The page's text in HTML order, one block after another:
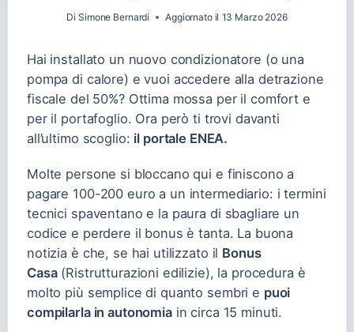
Di Simone Bernardi Aggiornato il 13 Marzo 2026
Hai installato un nuovo condizionatore (o una
pompa di calore) e vuoi accedere alla detrazione
fiscale del 50%? Ottima mossa per il comfort e
per il portafoglio. Ora però ti trovi davanti
all’ultimo scoglio: il portale ENEA.
Molte persone si bloccano qui e finiscono a
pagare 100-200 euro a un intermediario: i termini
tecnici spaventano e la paura di sbagliare un
codice e perdere il bonus è tanta. La buona
notizia è che, se hai utilizzato il Bonus
Casa(Ristrutturazioni edilizie), la procedura è
molto più semplice di quanto sembri e puoi
compilarla in autonomiain circa 15 minuti.